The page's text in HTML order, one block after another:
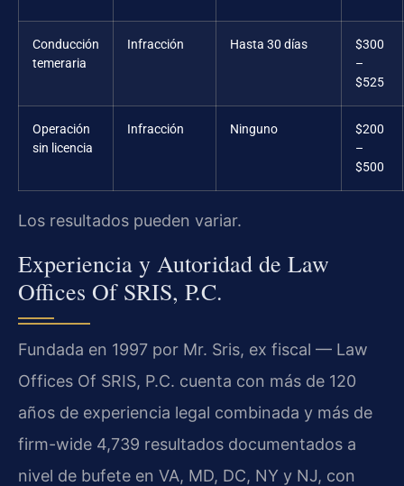
Conducción
temeraria
Infracción Hasta 30 días
$300
–
$525
Operación
sin licencia
Infracción Ninguno
$200
–
$500
Los resultados pueden variar.
Experiencia y Autoridad de Law
Offices Of SRIS, P.C.
Fundada en 1997 por Mr. Sris, ex fiscal — Law
Offices Of SRIS, P.C. cuenta con más de 120
años de experiencia legal combinada y más de
firm-wide 4,739 resultados documentados a
nivel de bufete en VA, MD, DC, NY y NJ, con